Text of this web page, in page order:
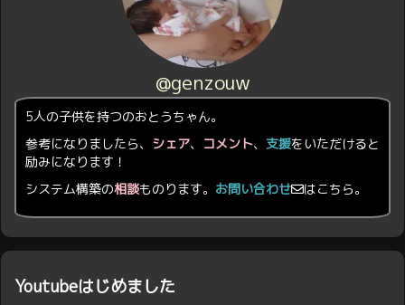
@genzouw
5人の子供を持つのおとうちゃん。
参考になりましたら、 シェア、 コメント、 支援をいただけると
励みになります！
システム構築の相談ものります。 お問い合わせ はこちら。
Youtubeはじめました